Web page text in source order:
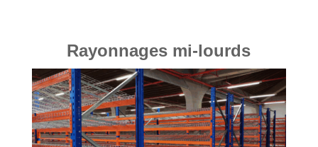
Rayonnages mi-lourds